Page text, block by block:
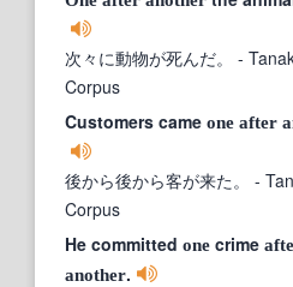
次々に動物が死んだ。
-
Corpus
Customers came one after
後から後から客が来た。
-
Corpus
He committed one crime
another.